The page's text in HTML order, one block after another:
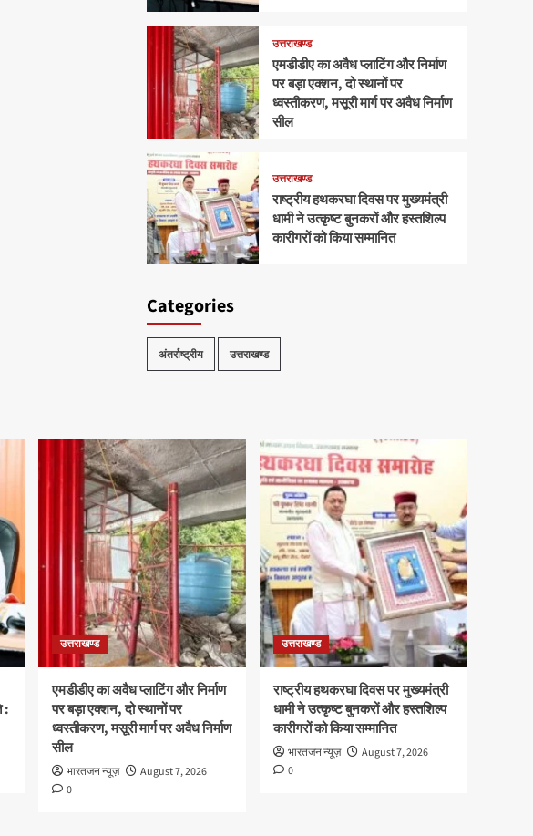
उत्तराखण्ड
एमडीडीए का अवैध प्लाटिंग और निर्माण
पर बड़ा एक्शन, दो स्थानों पर
ध्वस्तीकरण, मसूरी मार्ग पर अवैध निर्माण
सील
उत्तराखण्ड
राष्ट्रीय हथकरघा दिवस पर मुख्यमंत्री
धामी ने उत्कृष्ट बुनकरों और हस्तशिल्प
कारीगरों को किया सम्मानित
Categories
अंतर्राष्ट्रीय उत्तराखण्ड
:
उत्तराखण्ड
एमडीडीए का अवैध प्लाटिंग और निर्माण
पर बड़ा एक्शन, दो स्थानों पर
ध्वस्तीकरण, मसूरी मार्ग पर अवैध निर्माण
सील
भारतजन न्यूज़
August 7, 2026
0
उत्तराखण्ड
राष्ट्रीय हथकरघा दिवस पर मुख्यमंत्री
धामी ने उत्कृष्ट बुनकरों और हस्तशिल्प
कारीगरों को किया सम्मानित
भारतजन न्यूज़
August 7, 2026
0